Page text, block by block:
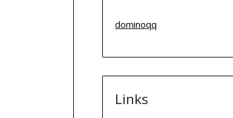
dominoqq
Links